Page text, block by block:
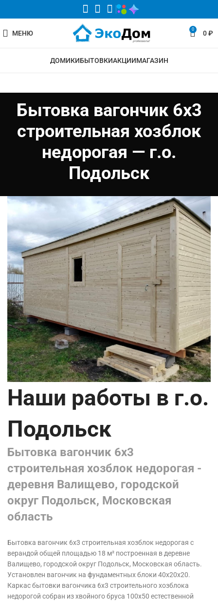
МЕНЮ 0 0₽
ДОМИКИБЫТОВКИАКЦИИМАГАЗИН
Бытовка вагончик 6х3
строительная хозблок
недорогая — г.о.
Подольск
Наши работы в г.о.
Подольск
Бытовка вагончик 6х3
строительная хозблок недорогая -
деревня Валищево, городской
округ Подольск, Московская
область
Бытовка вагончик 6х3 строительная хозблок недорогая с
верандой общей площадью 18 м² построенная в деревне
Валищево, городской округ Подольск, Московская область.
Установлен вагончик на фундаментных блоки 40х20х20.
Каркас бытовки вагончика 6х3 строительного хозблока
недорогой собран из хвойного бруса 100х50 естественной